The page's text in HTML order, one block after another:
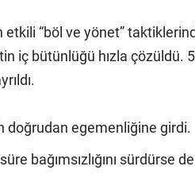
“böl ve yönet”
iç bütünlüğü hızla çözüldü.
doğrudan egemenliğine girdi.
bağımsızlığını sürdürse